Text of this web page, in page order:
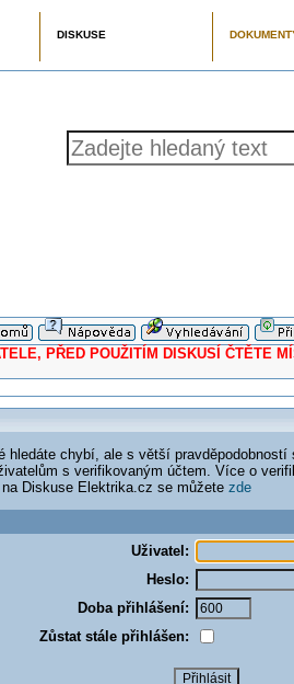
DISKUSE
PŘED POUŽITÍM DISKUSÍ ČTĚTE
hledáte chybí, ale s větší
s verifikovaným účtem. Více o
Diskuse Elektrika.cz se můžete zde
Uživatel:
Heslo:
Doba přihlášení:
Zůstat stále přihlášen: